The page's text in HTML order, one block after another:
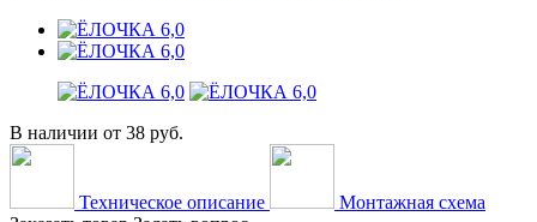
В наличии от 38 руб.
Техническое описание
Монтажная схема